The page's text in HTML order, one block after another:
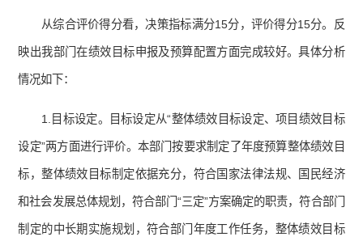
从综合评价得分看，决策指标满分15分，评价得分15分。反
映出我部门在绩效目标申报及预算配置方面完成较好。具体分析
情况如下：
1.目标设定。目标设定从“整体绩效目标设定、项目绩效目标
设定”两方面进行评价。本部门按要求制定了年度预算整体绩效目
标，整体绩效目标制定依据充分，符合国家法律法规、国民经济
和社会发展总体规划，符合部门“三定”方案确定的职责，符合部门
制定的中长期实施规划，符合部门年度工作任务，整体绩效目标